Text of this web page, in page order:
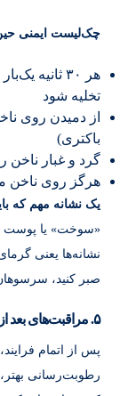
چک‌لیست ایمنی
هر ۳۰ ثانیه
تخلیه شود
از دمیدن روی
باکتری)
گرد و غبار ناخن
هرگز روی ناخن
یک نشانه مهم که
«سوخت» یا پوست
نشانه‌ها یعنی
صبر کنید،
۵. مراقبت‌های بعد از اتمام کار
پس‌ از اتمام
رطوبت‌رسانی